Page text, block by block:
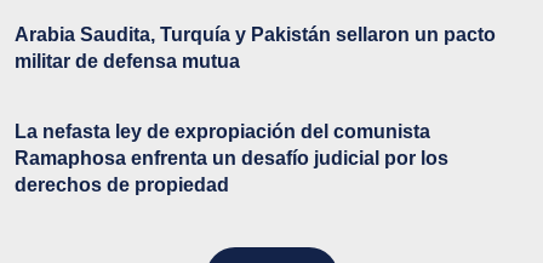
Arabia Saudita, Turquía y Pakistán sellaron un pacto
militar de defensa mutua
La nefasta ley de expropiación del comunista
Ramaphosa enfrenta un desafío judicial por los
derechos de propiedad